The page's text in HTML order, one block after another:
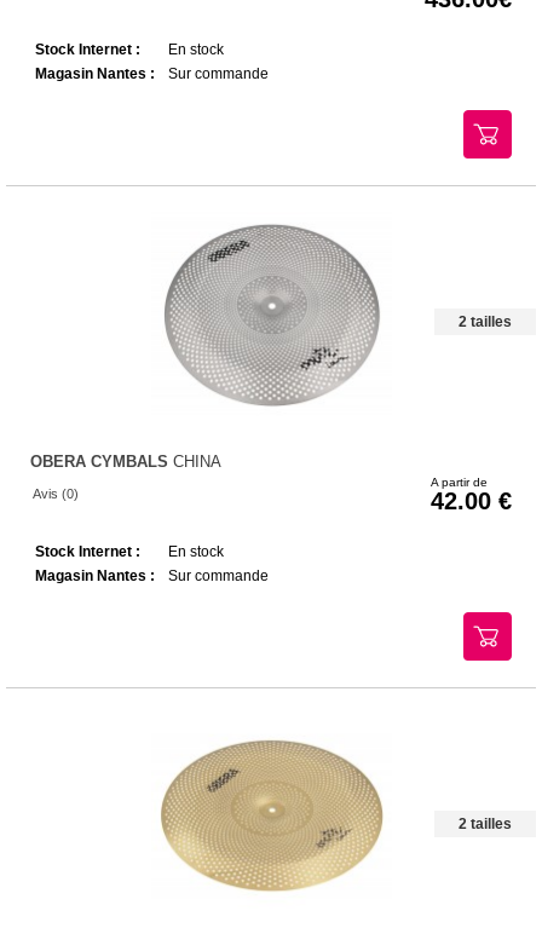
Stock Internet :
En stock
Magasin Nantes :
Sur commande
2 tailles
OBERA CYMBALS CHINA
Avis (0)
A partir de
42.00
Stock Internet :
En stock
Magasin Nantes :
Sur commande
2 tailles